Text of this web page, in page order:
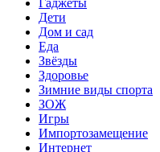
Гаджеты
Дети
Дом и сад
Еда
Звёзды
Здоровье
Зимние виды спорта
ЗОЖ
Игры
Импортозамещение
Интернет